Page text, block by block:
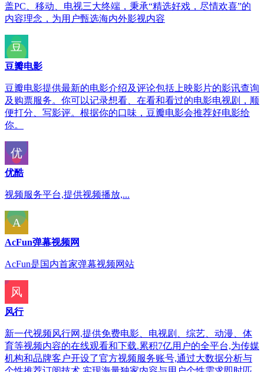
盖PC、移动、电视三大终端，秉承“精选好戏，尽情欢喜”的
内容理念，为用户甄选海内外影视内容
豆瓣电影
豆瓣电影提供最新的电影介绍及评论包括上映影片的影讯查询
及购票服务。你可以记录想看、在看和看过的电影电视剧，顺
便打分、写影评。根据你的口味，豆瓣电影会推荐好电影给
你。
优酷
视频服务平台,提供视频播放,...
AcFun弹幕视频网
AcFun是国内首家弹幕视频网站
风行
新一代视频风行网,提供免费电影、电视剧、综艺、动漫、体
育等视频内容的在线观看和下载.累积7亿用户的全平台,为传媒
机构和品牌客户开设了官方视频服务账号,通过大数据分析与